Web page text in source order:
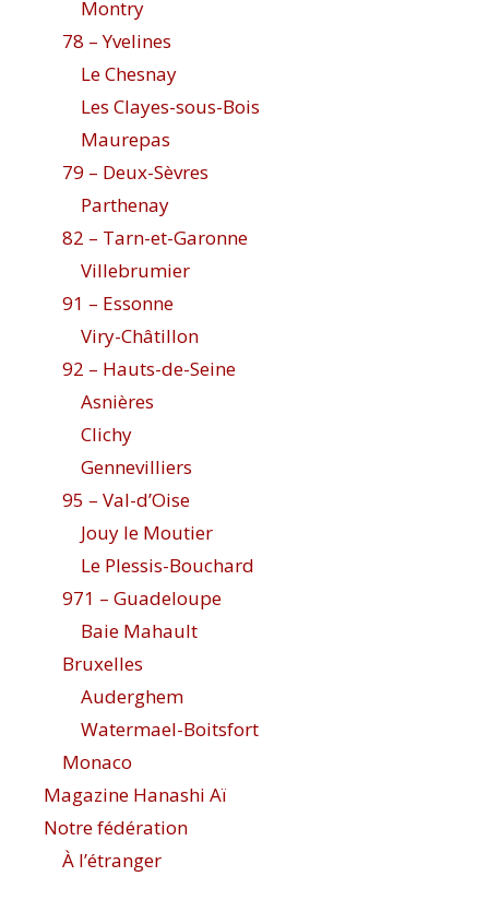
Montry
78 – Yvelines
Le Chesnay
Les Clayes-sous-Bois
Maurepas
79 – Deux-Sèvres
Parthenay
82 – Tarn-et-Garonne
Villebrumier
91 – Essonne
Viry-Châtillon
92 – Hauts-de-Seine
Asnières
Clichy
Gennevilliers
95 – Val-d’Oise
Jouy le Moutier
Le Plessis-Bouchard
971 – Guadeloupe
Baie Mahault
Bruxelles
Auderghem
Watermael-Boitsfort
Monaco
Magazine Hanashi Aï
Notre fédération
À l’étranger